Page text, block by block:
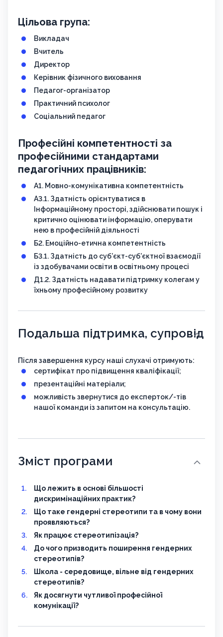
Цільова група:
Викладач
Вчитель
Директор
Керівник фізичного виховання
Педагог-організатор
Практичний психолог
Соціальний педагог
Професійні компетентності за
професійними стандартами
педагогічних працівників:
A1. Мовно-комунікативна компетентність
А3.1. Здатність орієнтуватися в
Інформаційному просторі, здійснювати пошук і
критично оцінювати інформацію, оперувати
нею в професійній діяльності
Б2. Емоційно-етична компетентність
Б3.1. Здатність до суб’єкт-суб’єктної взаємодії
із здобувачами освіти в освітньому процесі
Д1.2. Здатність надавати підтримку колегам у
їхньому професійному розвитку
Подальша підтримка, супровід
Після завершення курсу наші слухачі отримують:
сертифікат про підвищення кваліфікації;
презентаційні матеріали;
можливість звернутися до експерток/-тів
нашої команди із запитом на консультацію.
Зміст програми
Що лежить в основі більшості
дискримінаційних практик?
Що таке гендерні стереотипи та в чому вони
проявляються?
Як працює стереотипізація?
До чого призводить поширення гендерних
стереотипів?
Школа - середовище, вільне від гендерних
стереотипів?
Як досягнути чутливої професійної
комунікації?